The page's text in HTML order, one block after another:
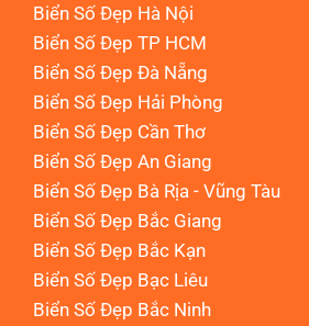
Biển Số Đẹp Hà Nội
Biển Số Đẹp TP HCM
Biển Số Đẹp Đà Nẵng
Biển Số Đẹp Hải Phòng
Biển Số Đẹp Cần Thơ
Biển Số Đẹp An Giang
Biển Số Đẹp Bà Rịa - Vũng Tàu
Biển Số Đẹp Bắc Giang
Biển Số Đẹp Bắc Kạn
Biển Số Đẹp Bạc Liêu
Biển Số Đẹp Bắc Ninh